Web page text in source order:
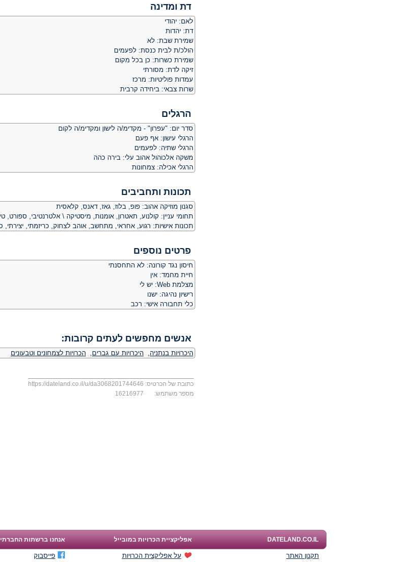
דת ומדינה
לאם: יהודי
דת: יהדות
שמירת שבת: לא
הולכ/ת לבית כנסת: לפעמים
שמירת כשרות: כן בכל מקום
זיקה לדת: מסורתי
עמדות פוליטיות: מרכז
שרות צבאי: ביחידה קרבית
הרגלים
סדר יום: "עפרון" - מקדימ/ה לישון ומקדימ/ה לקום
הרגלי עישון: אף פעם
הרגלי שתיה: לפעמים
משקה אלכוהול אהוב עלי: בירה כהה
הרגלי אכילה: צמחונות
תכונות ותחביבים
סגנון מוזיקה אהוב: פופ, בלוז, גאז, דאנס, קלאסית
תחומי עניין: קולנוע, תאטרון, אומנות, מיסטיקה \ אלטרנטיבי, ספורט,
תכונות אישיות: רגוע, אחראי, מתחשב, אוהב לצחוק, כריזמתי, יצירתי,
פרטים נוספים
חיסון נגד קורונה: לא התחסנתי
חיית מחמד: אין
מצלמת Web: יש לי
רישיון נהיגה: ישנו
כלי תחבורה אישי: רכב
אנשים מחפשים לעתים קרובות:
היכרויות בנתניה, היכרויות עם גברים, הכרויות לצמחונים וטבעונים
כתובת של הכרטיס: https://dateland.co.il/u/da3068201744646
מספר משתמש:
16216977
DATELAND.CO.IL אפליקציית הכרויות במובייל אנחנו ברשתות
תקנון האתר על אפליקצית הכרויות פייסבוק